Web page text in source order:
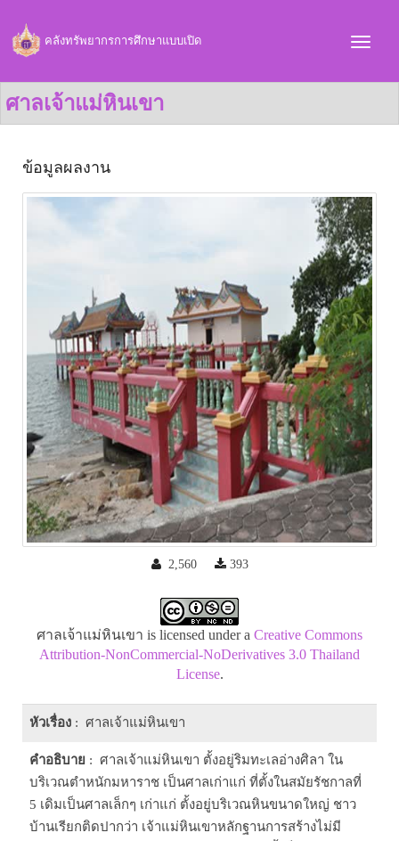
คลังทรัพยากรการศึกษาแบบเปิด
ศาลเจ้าแม่หินเขา
ข้อมูลผลงาน
2,560 393
ศาลเจ้าแม่หินเขา is licensed under a Creative Commons
Attribution-NonCommercial-NoDerivatives 3.0 Thailand
License.
หัวเรื่อง : ศาลเจ้าแม่หินเขา
คำอธิบาย : ศาลเจ้าแม่หินเขา ตั้งอยู่ริมทะเลอ่างศิลา ใน
บริเวณตำหนักมหาราช เป็นศาลเก่าแก่ ที่ตั้งในสมัยรัชกาลที่
5 เดิมเป็นศาลเล็กๆ เก่าแก่ ตั้งอยู่บริเวณหินขนาดใหญ่ ชาว
บ้านเรียกติดปากว่า เจ้าแม่หินเขาหลักฐานการสร้างไม่มี